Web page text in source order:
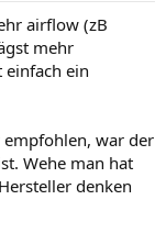
airflow (zB
mehr
einfach ein
war der
Wehe man hat
denken